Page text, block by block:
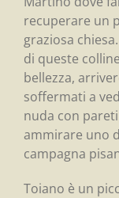
recuperare un
graziosa
di queste
bellezza,
soffermati a
nuda con
ammirare uno
campagna
Toiano è un